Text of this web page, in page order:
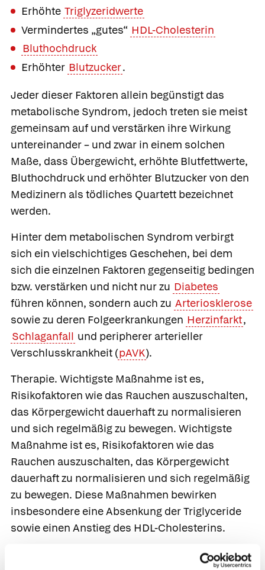
Erhöhte Triglyzeridwerte
Vermindertes „gutes“ HDL-Cholesterin
Bluthochdruck
Erhöhter Blutzucker.
Jeder dieser Faktoren allein begünstigt das
metabolische Syndrom, jedoch treten sie meist
gemeinsam auf und verstärken ihre Wirkung
untereinander – und zwar in einem solchen
Maße, dass Übergewicht, erhöhte Blutfettwerte,
Bluthochdruck und erhöhter Blutzucker von den
Medizinern als tödliches Quartett bezeichnet
werden.
Hinter dem metabolischen Syndrom verbirgt
sich ein vielschichtiges Geschehen, bei dem
sich die einzelnen Faktoren gegenseitig bedingen
bzw. verstärken und nicht nur zu Diabetes
führen können, sondern auch zu Arteriosklerose
sowie zu deren Folgeerkrankungen Herzinfarkt,
Schlaganfall und peripherer arterieller
Verschlusskrankheit (pAVK).
Therapie. Wichtigste Maßnahme ist es,
Risikofaktoren wie das Rauchen auszuschalten,
das Körpergewicht dauerhaft zu normalisieren
und sich regelmäßig zu bewegen. Wichtigste
Maßnahme ist es, Risikofaktoren wie das
Rauchen auszuschalten, das Körpergewicht
dauerhaft zu normalisieren und sich regelmäßig
zu bewegen. Diese Maßnahmen bewirken
insbesondere eine Absenkung der Triglyceride
sowie einen Anstieg des HDL-Cholesterins.
Reicht dies nicht aus, sind abhängig vor allem